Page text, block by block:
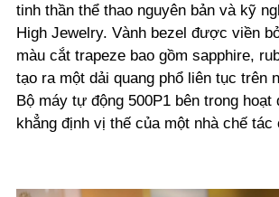
tinh thần thể thao nguyên bản và kỹ
High Jewelry. Vành bezel được viền
màu cắt trapeze bao gồm sapphire,
tạo ra một dải quang phổ liên tục trên
Bộ máy tự động 500P1 bên trong hoạt
khẳng định vị thế của một nhà chế